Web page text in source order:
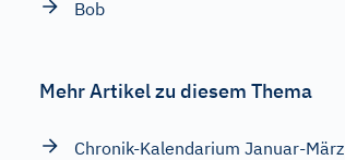
Bob
Mehr Artikel zu diesem Thema
Chronik-Kalendarium Januar-März